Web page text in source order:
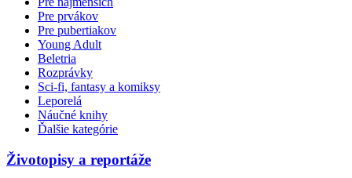
Pre prvákov
Pre pubertiakov
Young Adult
Beletria
Rozprávky
Sci-fi, fantasy a komiksy
Leporelá
Náučné knihy
Ďalšie kategórie
Životopisy a reportáže